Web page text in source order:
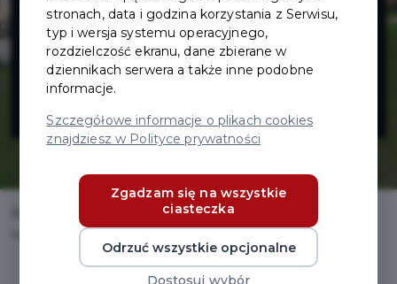
Wyzwolenia w
Pruszczu
Gdańskim
Rewitalizacja Placu Wyzwolenia w Pruszczu Gdańskim
stronach, data i godzina korzystania z Serwisu,
typ i wersja systemu operacyjnego,
rozdzielczość ekranu, dane zbierane w
dziennikach serwera a także inne podobne
informacje.
Szczegółowe informacje o plikach cookies
znajdziesz w Polityce prywatności
Zgadzam się na wszystkie
ciasteczka
Odrzuć wszystkie opcjonalne
Dostosuj wybór